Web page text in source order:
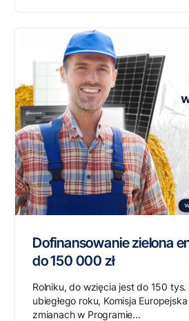
Dofinansowanie zielona
do 150 000 zł
Rolniku, do wzięcia jest do 150 tys.
ubiegłego roku, Komisja
zmianach w Programie...